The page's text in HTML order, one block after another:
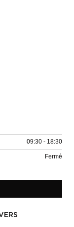
09:30 - 18:30
Fermé